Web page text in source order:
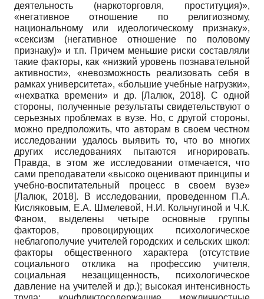
деятельность (наркоторговля, проституция)»,
«негативное отношение по религиозному,
национальному или идеологическому признаку»,
«сексизм (негативное отношение по половому
признаку)» и т.п. Причем меньшие риски составляли
такие факторы, как «низкий уровень познавательной
активности», «невозможность реализовать себя в
рамках университета», «большие учебные нагрузки»,
«нехватка времени» и др. [Лалюк, 2018]. С одной
стороны, полученные результаты свидетельствуют о
серьезных проблемах в вузе. Но, с другой стороны,
можно предположить, что авторам в своем честном
исследовании удалось выявить то, что во многих
других исследованиях пытаются игнорировать.
Правда, в этом же исследовании отмечается, что
сами преподаватели «высоко оценивают принципы и
учебно-воспитательный процесс в своем вузе»
[Лалюк, 2018]. В исследовании, проведенном П.А.
Кисляковым, Е.А. Шмелевой, Н.И. Кольчугиной и Ч.К.
Фаном, выделены четыре основные группы
факторов, провоцирующих психологическое
неблагополучие учителей городских и сельских школ:
факторы общественного характера (отсутствие
социального отклика на профессию учителя,
социальная незащищенность, психологическое
давление на учителей и др.); высокая интенсивность